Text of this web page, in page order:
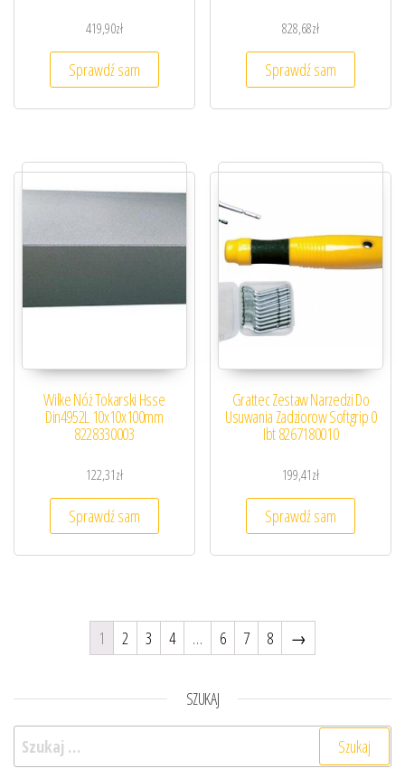
419,90zł
Sprawdź sam
828,68zł
Sprawdź sam
Wilke Nóż Tokarski Hsse
Din4952L 10x10x100mm
8228330003
122,31zł
Sprawdź sam
Grattec Zestaw Narzedzi Do
Usuwania Zadziorow Softgrip 0
Ibt 8267180010
199,41zł
Sprawdź sam
1 2 3 4 … 6 7 8 →
SZUKAJ
Szukaj: